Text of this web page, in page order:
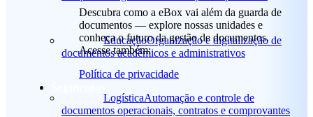
Descubra como a eBox vai além da guarda de
documentos — explore nossas unidades e
conheça o futuro da gestão de documentos.
Acesse também:
Política de privacidade
EducaçãoOrganização e digitalização de
documentos acadêmicos e administrativos
LogísticaAutomação e controle de
documentos operacionais, contratos e comprovantes